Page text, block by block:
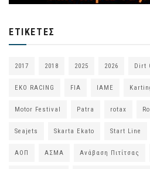
ΕΤΙΚΈΤΕΣ
2017 2018 2025 2026 Dirt
EKO RACING FIA IAME
Motor Festival Patra rotax
Seajets Skarta Ekato Start Line
ΑΟΠ ΑΣΜΑ Ανάβαση Πιτίτσας